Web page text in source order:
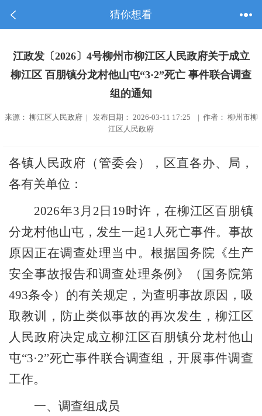
猜你想看
江政发〔2026〕4号柳州市柳江区人民政府关于成立
柳江区 百朋镇分龙村他山屯“3·2”死亡 事件联合调查
组的通知
来源： 柳江区人民政府 | 发布日期： 2026-03-11 17:25 | 作者： 柳州市柳
江区人民政府
各镇人民政府（管委会），区直各办、局，
各有关单位：
2026年3 月 2 日 19时许，在柳江区百朋镇
分龙村他山屯， 发生一起 1人死亡事件。事故
原因正在调查处理当中。根据国务院《生产
安全事故报告和调查处理条例》（国务院第
493条令）的有关规定，为查明事故原因，吸
取教训，防止类似事故的再次发生，柳江区
人民政府决定成立柳江区百朋镇分龙村他山
屯“3·2”死亡事件联合调查组，开展事件调查
工作。
一、调查组成员